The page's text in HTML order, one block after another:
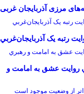
رتبه يک آذربايجان‌غربي
روايت عشق به امامت و